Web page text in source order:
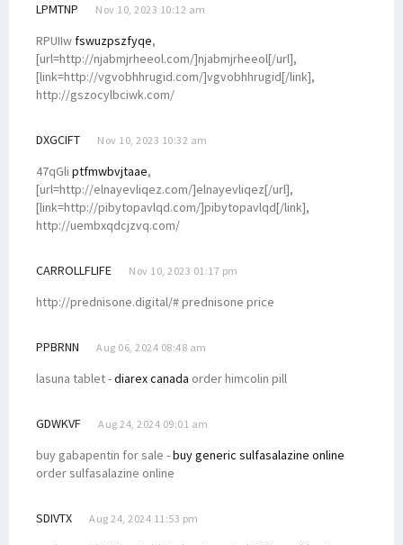
LPMTNP Nov 10, 2023 10:12 am
RPUIIw fswuzpszfyqe,
[url=http://njabmjrheeol.com/]njabmjrheeol[/url],
[link=http://vgvobhhrugid.com/]vgvobhhrugid[/link],
http://gszocylbciwk.com/
DXGCIFT Nov 10, 2023 10:32 am
47qGli ptfmwbvjtaae,
[url=http://elnayevliqez.com/]elnayevliqez[/url],
[link=http://pibytopavlqd.com/]pibytopavlqd[/link],
http://uembxqdcjzvq.com/
CARROLLFLIFE Nov 10, 2023 01:17 pm
http://prednisone.digital/# prednisone price
PPBRNN Aug 06, 2024 08:48 am
lasuna tablet -diarex canada order himcolin pill
GDWKVF Aug 24, 2024 09:01 am
buy gabapentin for sale -buy generic sulfasalazine online
order sulfasalazine online
SDIVTX Aug 24, 2024 11:53 pm